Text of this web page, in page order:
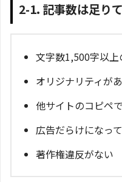
2-1. 記事数は足り
文字数1,500字以
オリジナリティが
他サイトのコピペ
広告だらけになっ
著作権違反がない